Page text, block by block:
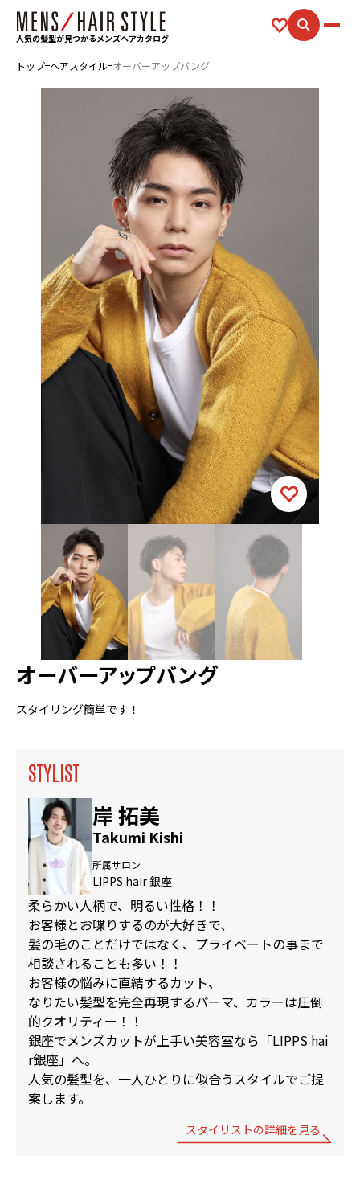
人気の髪型が見つかるメンズヘアカタログ
トップ ヘアスタイル オーバーアップバング
オーバーアップバング
スタイリング簡単です！
STYLIST
岸 拓美
Takumi Kishi
所属サロン
LIPPS hair 銀座
柔らかい人柄で、明るい性格！！
お客様とお喋りするのが大好きで、
髪の毛のことだけではなく、プライベートの事まで
相談されることも多い！！
お客様の悩みに直結するカット、
なりたい髪型を完全再現するパーマ、カラーは圧倒
的クオリティー！！
銀座でメンズカットが上手い美容室なら「LIPPS hai
r銀座」へ。
人気の髪型を、一人ひとりに似合うスタイルでご提
案します。
スタイリストの詳細を見る